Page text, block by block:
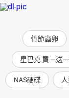
竹節蟲卵
星巴克 買一送
NAS硬碟